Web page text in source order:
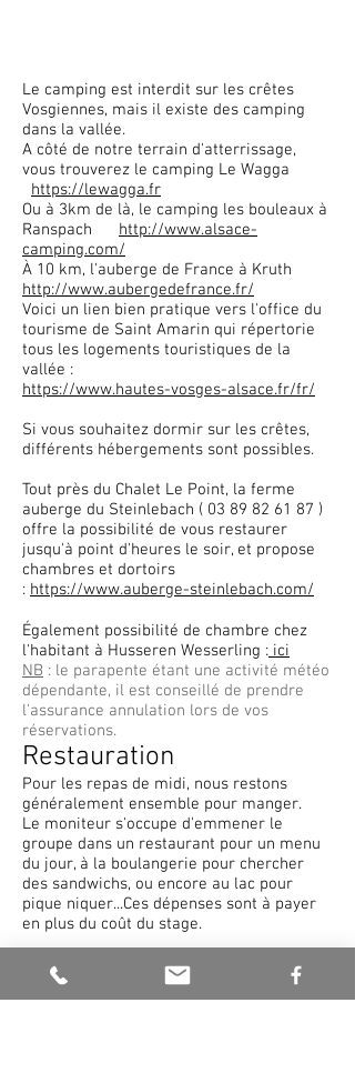
Le camping est interdit sur les crêtes
Vosgiennes, mais il existe des camping
dans la vallée.
A côté de notre terrain d'atterrissage,
vous trouverez le camping Le Wagga
https://lewagga.fr
Ou à 3km de là, le camping les bouleaux à
Ranspach http://www.alsace-
camping.com/
À 10 km, l'auberge de France à Kruth
http://www.aubergedefrance.fr/
Voici un lien bien pratique vers l'office du
tourisme de Saint Amarin qui répertorie
tous les logements touristiques de la
vallée :
https://www.hautes-vosges-alsace.fr/fr/
Si vous souhaitez dormir sur les crêtes,
différents hébergements sont possibles.
Tout près du Chalet Le Point, la ferme
auberge du Steinlebach ( 03 89 82 61 87 )
offre la possibilité de vous restaurer
jusqu'à point d'heures le soir, et propose
chambres et dortoirs
: https://www.auberge-steinlebach.com/
Également possibilité de chambre chez
l'habitant à Husseren Wesserling : ici
NB : le parapente étant une activité météo
dépendante, il est conseillé de prendre
l'assurance annulation lors de vos
réservations.
Restauration
Pour les repas de midi, nous restons
généralement ensemble pour manger.
Le moniteur s'occupe d'emmener le
groupe dans un restaurant pour un menu
du jour, à la boulangerie pour chercher
des sandwichs, ou encore au lac pour
pique niquer...Ces dépenses sont à payer
en plus du coût du stage.
Le Chalet le Point n'est pas en gestion
libre, donc pas d'accès à la cuisine.